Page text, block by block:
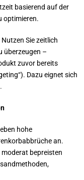
basierend auf der
optimieren.
Sie zeitlich
überzeugen –
zuvor bereits
Dazu eignet sich
hohe
an.
moderat bepreisten